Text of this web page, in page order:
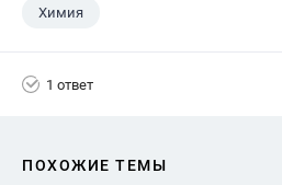
Химия
1 ответ
ПОХОЖИЕ ТЕМЫ